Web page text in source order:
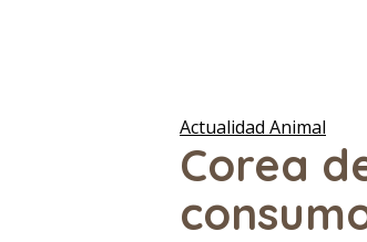
Actualidad Animal
Corea